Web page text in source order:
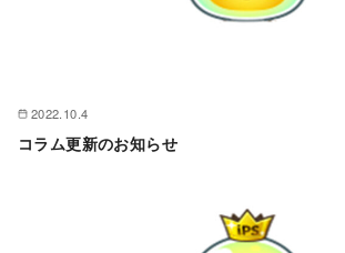
2022.10.4
コラム更新のお知らせ